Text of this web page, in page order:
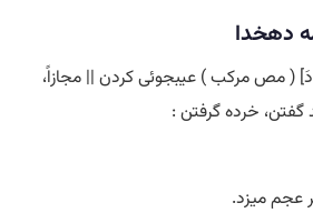
دهخدا
( مص مرکب ) عیبجوئی کردن || مجازاً،
خرده گرفتن :
عجم میزد.